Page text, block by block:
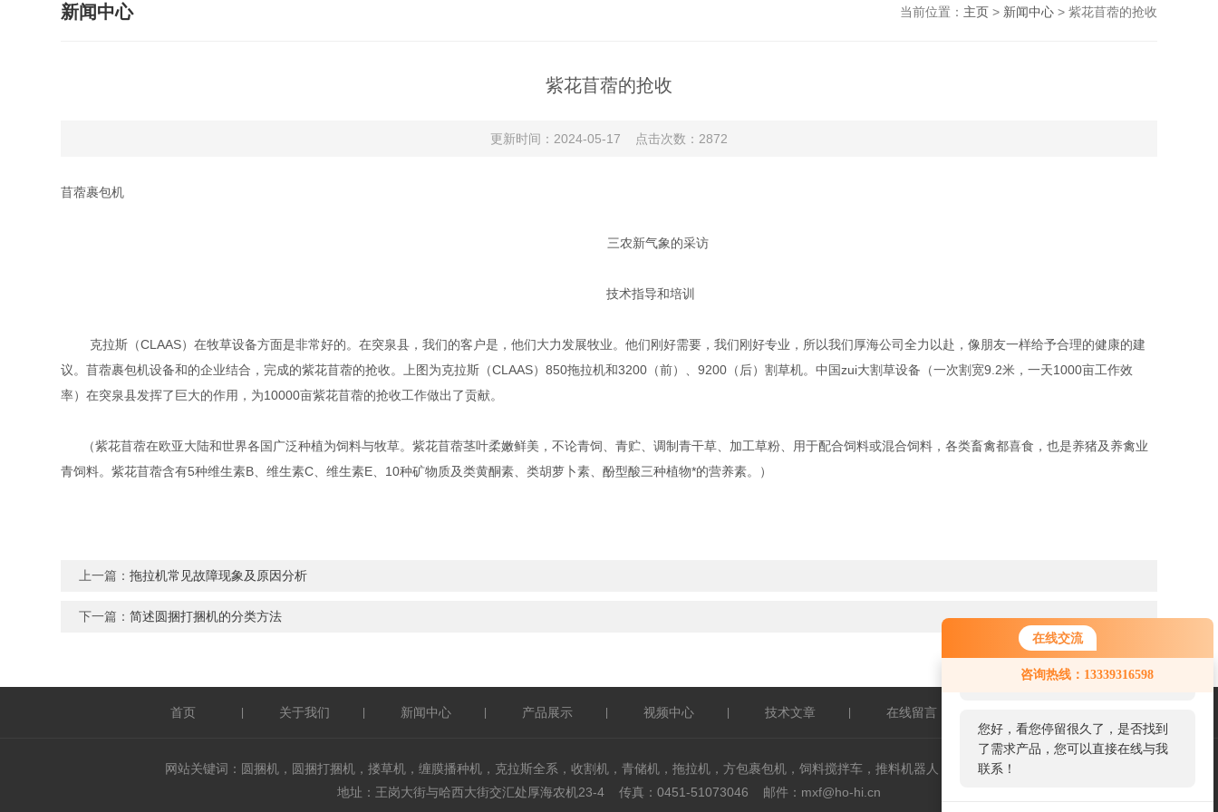
在线交流
咨询热线：13339316598
您好！欢迎前来咨询，很高兴为您
服务，请问您要咨询什么问题呢？
您好，看您停留很久了，是否找到
了需求产品，您可以直接在线与我
联系！
新闻中心 当前位置： 主页> 新闻中心> 紫花苜蓿的抢收
紫花苜蓿的抢收
更新时间：2024-05-17 点击次数：2872
苜蓿裹包机
三农新气象的采访
技术指导和培训
克拉斯（CLAAS）在牧草设备方面是非常好的。在突泉县，我们的客户是，他们大力发展牧业。他们刚好需要，我们刚好专业，所以我们厚海公司全力以赴，像朋友一样给予合理的健康的建
议。苜蓿裹包机设备和的企业结合，完成的紫花苜蓿的抢收。上图为克拉斯（CLAAS）850拖拉机和3200（前）、9200（后）割草机。中国zui大割草设备（一次割宽9.2米，一天1000亩工作效
率）在突泉县发挥了巨大的作用，为10000亩紫花苜蓿的抢收工作做出了贡献。
（紫花苜蓿在欧亚大陆和世界各国广泛种植为饲料与牧草。紫花苜蓿茎叶柔嫩鲜美，不论青饲、青贮、调制青干草、加工草粉、用于配合饲料或混合饲料，各类畜禽都喜食，也是养猪及养禽业
青饲料。紫花苜蓿含有5种维生素B、维生素C、维生素E、10种矿物质及类黄酮素、类胡萝卜素、酚型酸三种植物*的营养素。）
上一篇：拖拉机常见故障现象及原因分析
下一篇：简述圆捆打捆机的分类方法
首页 关于我们 新闻中心 产品展示 视频中心 技术文章 在线留言
网站关键词：圆捆机，圆捆打捆机，搂草机，缠膜播种机，克拉斯全系，收割机，青储机，拖拉机，方包裹包机，饲料搅拌车，推料机器人，叉车，奥库裹包机
地址：王岗大街与哈西大街交汇处厚海农机23-4 传真：0451-51073046 邮件：mxf@ho-hi.cn